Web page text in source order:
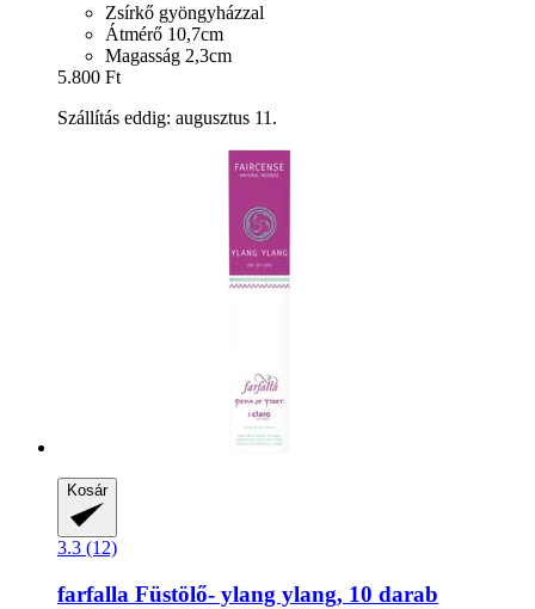
Zsírkő gyöngyházzal
Átmérő 10,7cm
Magasság 2,3cm
5.800 Ft
Szállítás eddig: augusztus 11.
Kosár
3.3 (12)
farfalla Füstölő-​ ylang ylang, 10 darab